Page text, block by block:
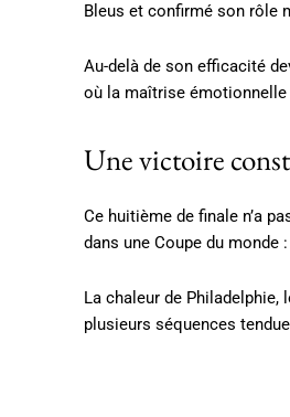
Bleus et confirmé son rôle
Au-delà de son efficacité
où la maîtrise
Une victoire
Ce huitième de finale n’a
dans une Coupe du monde
La chaleur de Philadelphie,
plusieurs séquences